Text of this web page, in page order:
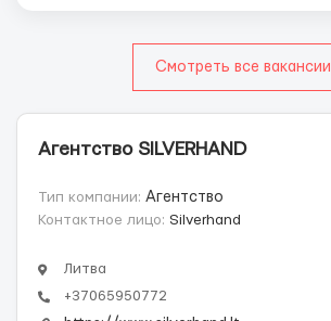
Смотреть все вакансии
Агентство SILVERHAND
Тип компании: Агентство
Контактное лицо: Silverhand
Литва
+37065950772